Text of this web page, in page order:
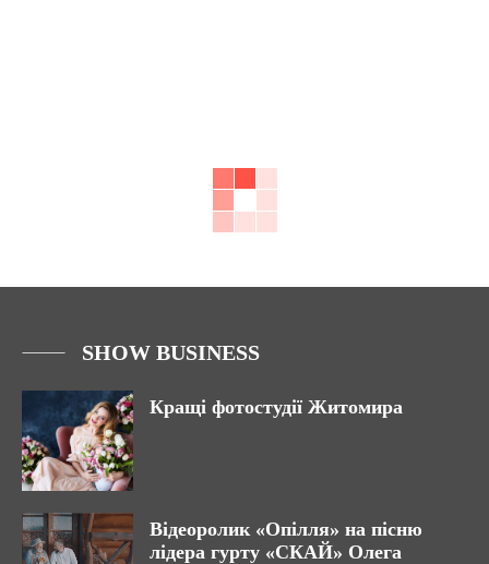
SHOW BUSINESS
Кращі фотостудії Житомира
Відеоролик «Опілля» на пісню
лідера гурту «СКАЙ» Олега